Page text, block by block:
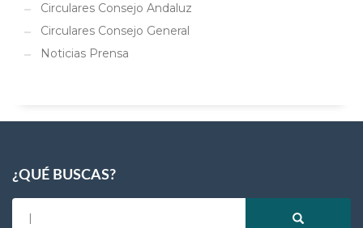
Circulares Consejo Andaluz
Circulares Consejo General
Noticias Prensa
¿QUÉ BUSCAS?